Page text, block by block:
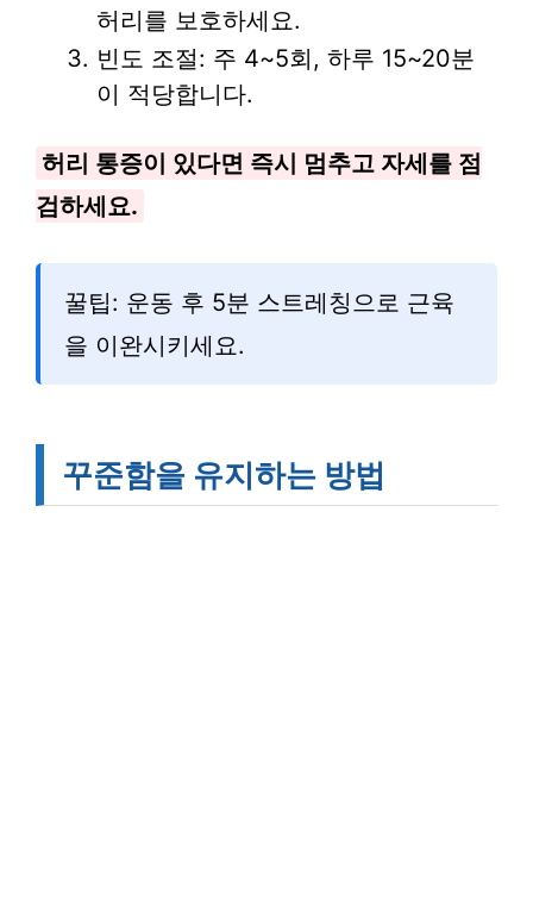
허리를 보호하세요.
빈도 조절: 주 4~5회, 하루 15~20분
이 적당합니다.
허리 통증이 있다면 즉시 멈추고 자세를 점
검하세요.
꿀팁: 운동 후 5분 스트레칭으로 근육
을 이완시키세요.
꾸준함을 유지하는 방법